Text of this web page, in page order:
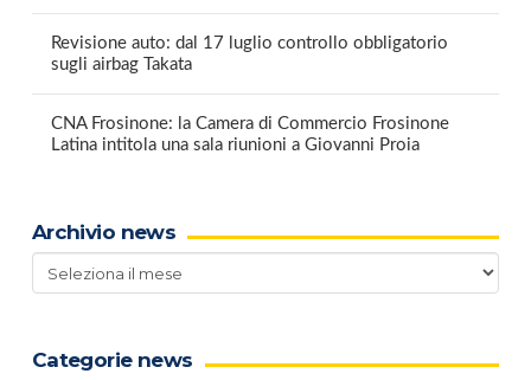
Revisione auto: dal 17 luglio controllo obbligatorio
sugli airbag Takata
CNA Frosinone: la Camera di Commercio Frosinone
Latina intitola una sala riunioni a Giovanni Proia
Archivio news
Archivio
news
Categorie news